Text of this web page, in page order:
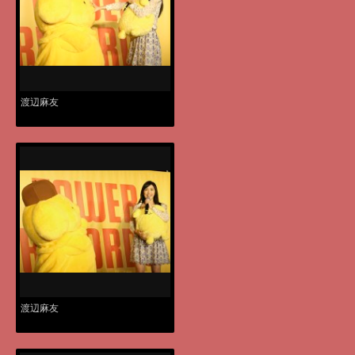
渡辺麻友
渡辺麻友